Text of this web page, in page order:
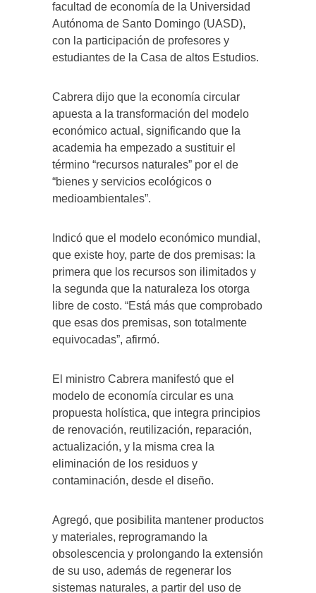
facultad de economía de la Universidad
Autónoma de Santo Domingo (UASD),
con la participación de profesores y
estudiantes de la Casa de altos Estudios.
Cabrera dijo que la economía circular
apuesta a la transformación del modelo
económico actual, significando que la
academia ha empezado a sustituir el
término “recursos naturales” por el de
“bienes y servicios ecológicos o
medioambientales”.
Indicó que el modelo económico mundial,
que existe hoy, parte de dos premisas: la
primera que los recursos son ilimitados y
la segunda que la naturaleza los otorga
libre de costo. “Está más que comprobado
que esas dos premisas, son totalmente
equivocadas”, afirmó.
El ministro Cabrera manifestó que el
modelo de economía circular es una
propuesta holística, que integra principios
de renovación, reutilización, reparación,
actualización, y la misma crea la
eliminación de los residuos y
contaminación, desde el diseño.
Agregó, que posibilita mantener productos
y materiales, reprogramando la
obsolescencia y prolongando la extensión
de su uso, además de regenerar los
sistemas naturales, a partir del uso de